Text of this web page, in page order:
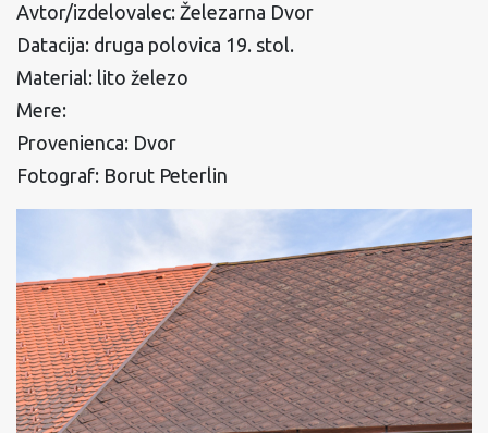
Avtor/izdelovalec: Železarna Dvor
Datacija: druga polovica 19. stol.
Material: lito železo
Mere:
Provenienca: Dvor
Fotograf: Borut Peterlin